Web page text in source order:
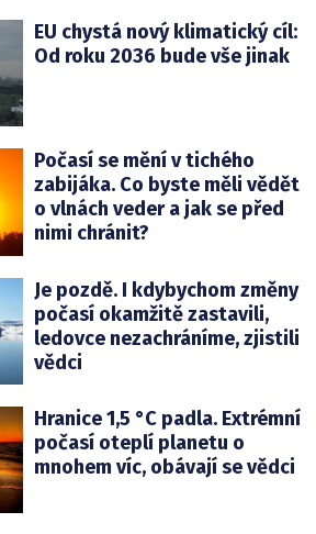
EU chystá nový klimatický cíl:
Od roku 2036 bude vše jinak
Počasí se mění v tichého
zabijáka. Co byste měli vědět
o vlnách veder a jak se před
nimi chránit?
Je pozdě. I kdybychom změny
počasí okamžitě zastavili,
ledovce nezachráníme, zjistili
vědci
Hranice 1,5 °C padla. Extrémní
počasí oteplí planetu o
mnohem víc, obávají se vědci